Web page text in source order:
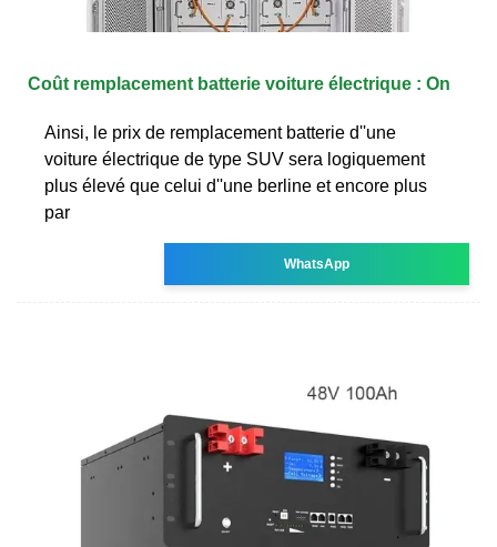
Coût remplacement batterie voiture électrique : On
Ainsi, le prix de remplacement batterie d''une
voiture électrique de type SUV sera logiquement
plus élevé que celui d''une berline et encore plus
par
WhatsApp